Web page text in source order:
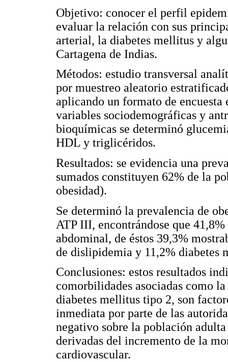
Objetivo: conocer el perfil
evaluar la relación con sus
arterial, la diabetes mellitus y
Cartagena de Indias.
Métodos: estudio transversal
por muestreo aleatorio
aplicando un formato de
variables sociodemográficas y
bioquímicas se determinó
HDL y triglicéridos.
Resultados: se evidencia una
sumados constituyen 62% de la
obesidad).
Se determinó la prevalencia de
ATP III, encontrándose que
abdominal, de éstos 39,3%
de dislipidemia y 11,2% diabetes
Conclusiones: estos resultados
comorbilidades asociadas como
diabetes mellitus tipo 2, son
inmediata por parte de las
negativo sobre la población
derivadas del incremento de la
cardiovascular.